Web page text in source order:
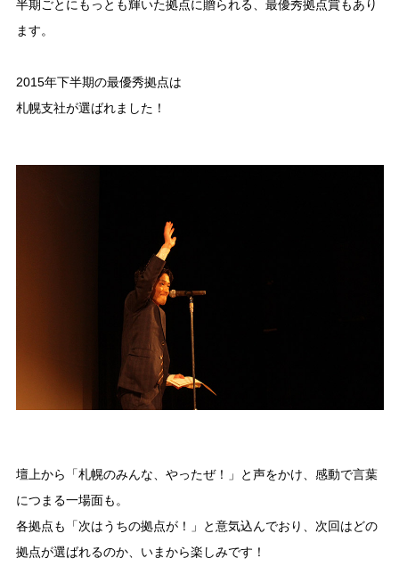
半期ごとにもっとも輝いた拠点に贈られる、最優秀拠点賞もあり
ます。
2015年下半期の最優秀拠点は
札幌支社が選ばれました！
壇上から「札幌のみんな、やったぜ！」と声をかけ、感動で言葉
につまる一場面も。
各拠点も「次はうちの拠点が！」と意気込んでおり、次回はどの
拠点が選ばれるのか、いまから楽しみです！